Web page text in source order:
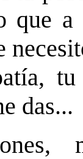
que
das...